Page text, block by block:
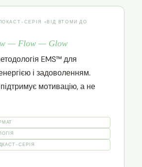
ПОКАСТ-СЕРІЯ «ВІД ВТОМИ ДО
— Flow — Glow
EMS™ для
і задоволенням.
мотивацію, а не
СЕРІЯ